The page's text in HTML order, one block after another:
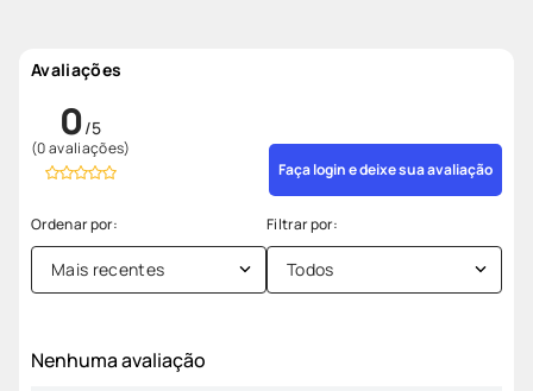
Avaliações
0
(0 avaliações)
Faça login e deixe sua avaliação
Mais recentes Todos
Nenhuma avaliação